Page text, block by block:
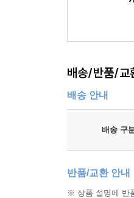
배송/반품/교
배송 안내
배송 구
반품/교환 안내
※ 상품 설명에 반